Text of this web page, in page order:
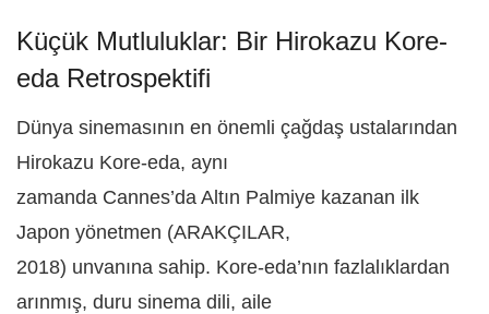
Küçük Mutluluklar: Bir Hirokazu Kore-
eda Retrospektifi
Dünya sinemasının en önemli çağdaş ustalarından
Hirokazu Kore-eda, aynı
zamanda Cannes’da Altın Palmiye kazanan ilk
Japon yönetmen (ARAKÇILAR,
2018) unvanına sahip. Kore-eda’nın fazlalıklardan
arınmış, duru sinema dili, aile